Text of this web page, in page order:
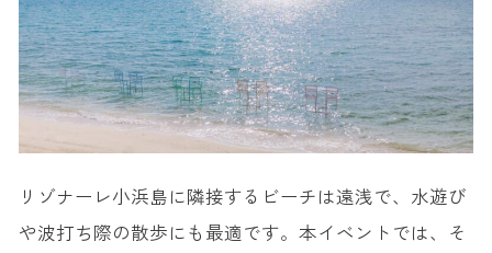
リゾナーレ小浜島に隣接するビーチは遠浅で、水遊び
や波打ち際の散歩にも最適です。本イベントでは、そ